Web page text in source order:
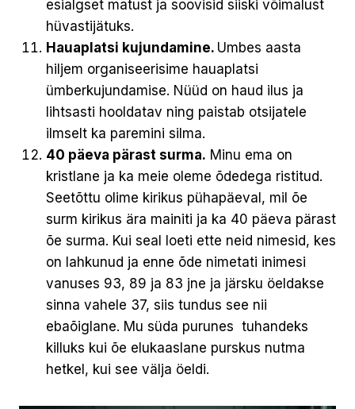
esialgset matust ja soovisid siiski võimalust
hüvastijätuks.
Hauaplatsi kujundamine. Umbes aasta
hiljem organiseerisime hauaplatsi
ümberkujundamise. Nüüd on haud ilus ja
lihtsasti hooldatav ning paistab otsijatele
ilmselt ka paremini silma.
40 päeva pärast surma. Minu ema on
kristlane ja ka meie oleme õdedega ristitud.
Seetõttu olime kirikus pühapäeval, mil õe
surm kirikus ära mainiti ja ka 40 päeva pärast
õe surma. Kui seal loeti ette neid nimesid, kes
on lahkunud ja enne õde nimetati inimesi
vanuses 93, 89 ja 83 jne ja järsku öeldakse
sinna vahele 37, siis tundus see nii
ebaõiglane. Mu süda purunes tuhandeks
killuks kui õe elukaaslane purskus nutma
hetkel, kui see välja öeldi.